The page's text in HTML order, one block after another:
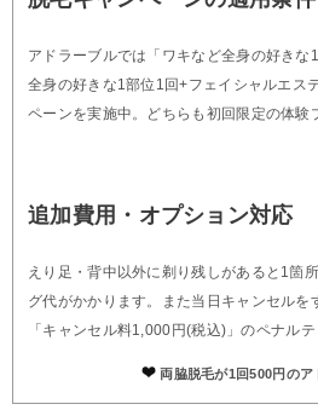
アドラーブルでは「ワキなど全身の好き
全身の好きな1部位1回+フェイシャルエス
ペーンを実施中。どちらも初回限定の体験
追加費用・オプション対応
えり足・背中以外に剃り残しがあると1箇
グ代がかかります。また当日キャンセルを
「キャンセル料1,000円(税込)」のペナルテ
両脇脱毛が1回500円のア